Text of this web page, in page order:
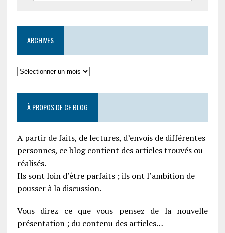
ARCHIVES
À PROPOS DE CE BLOG
A partir de faits, de lectures, d’envois de différentes
personnes, ce blog contient des articles trouvés ou
réalisés.
Ils sont loin d’être parfaits ; ils ont l’ambition de
pousser à la discussion.
Vous direz ce que vous pensez de la nouvelle
présentation ; du contenu des articles…